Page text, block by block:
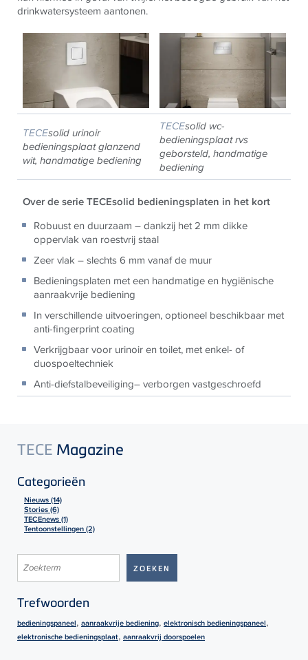
drinkwatersysteem aantonen.
TECEsolid urinoir
bedieningsplaat glanzend
wit, handmatige bediening
TECEsolid wc-
bedieningsplaat rvs
geborsteld, handmatige
bediening
Over de serie TECEsolid bedieningsplaten in het kort
Robuust en duurzaam – dankzij het2 mm dikke
oppervlak van roestvrij staal
Zeer vlak – slechts 6 mm vanaf de muur
Bedieningsplaten met een handmatige en hygiënische
aanraakvrije bediening
In verschillende uitvoeringen, optioneel beschikbaar met
anti-fingerprint coating
Verkrijgbaar voor urinoir en toilet, met enkel- of
duospoeltechniek
Anti-diefstalbeveiliging– verborgen vastgeschroefd
TECE Magazine
Categorieën
Nieuws (14)
Stories (6)
TECEnews (1)
Tentoonstellingen (2)
Trefwoorden
bedieningspaneel, aanraakvrije bediening, elektronisch bedieningspaneel,
elektronische bedieningsplaat, aanraakvrij doorspoelen